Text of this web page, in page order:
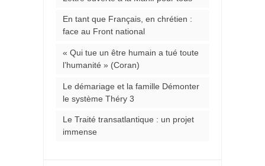
En tant que Français, en chrétien :
face au Front national
« Qui tue un être humain a tué toute
l’humanité » (Coran)
Le démariage et la famille Démonter
le système Théry 3
Le Traité transatlantique : un projet
immense